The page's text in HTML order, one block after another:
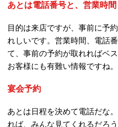
あとは電話番号と、営業時
目的は来店ですが、事前に予
れしいです。営業時間、電話
て、事前の予約が取れればベス
お客様にも有難い情報ですね。
宴会予約
あとは日程を決めて電話だな
れば、みんな見てくれるだろう